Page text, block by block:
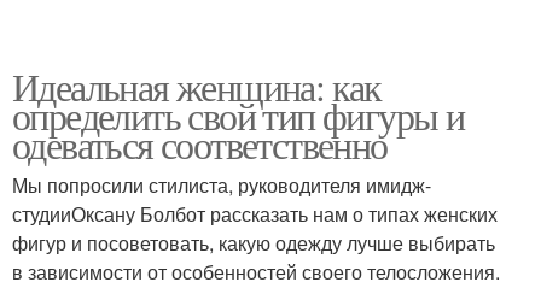
Идеальная женщина: как
определить свой тип фигуры и
одеваться соответственно
Мы попросили стилиста, руководителя имидж-
студииОксану Болбот рассказать нам о типах женских
фигур и посоветовать, какую одежду лучше выбирать
в зависимости от особенностей своего телосложения.